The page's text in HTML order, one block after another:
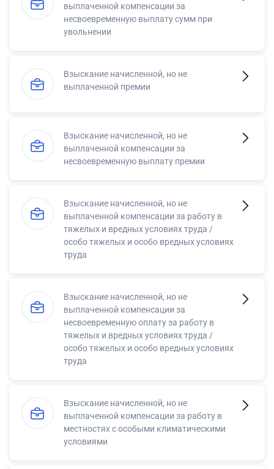
выплаченной компенсации за
несвоевременную выплату сумм при
увольнении
Взыскание начисленной, но не
выплаченной премии
Взыскание начисленной, но не
выплаченной компенсации за
несвоевременную выплату премии
Взыскание начисленной, но не
выплаченной компенсации за работу в
тяжелых и вредных условиях труда /
особо тяжелых и особо вредных условиях
труда
Взыскание начисленной, но не
выплаченной компенсации за
несвоевременную оплату за работу в
тяжелых и вредных условиях труда /
особо тяжелых и особо вредных условиях
труда
Взыскание начисленной, но не
выплаченной компенсации за работу в
местностях с особыми климатическими
условиями